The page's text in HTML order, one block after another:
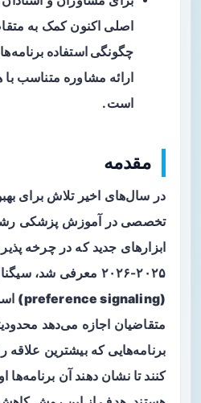
اصلی اکنون کمک به
چگونگی استفاده
ارائه مشاوره متناسب
است.
مقدمه
در سال‌های اخیر تلاش برای
تخصصی در آموزش پزشکی
ابزارهای جدید که در چرخه
۲۰۲۵-۲۰۲۶ معرفی شد،
(preference signaling)
متقاضیان اجازه می‌دهد
برنامه‌هایی که بیشترین علاقه
کنند تا نشان دهند آن برنامه‌ها